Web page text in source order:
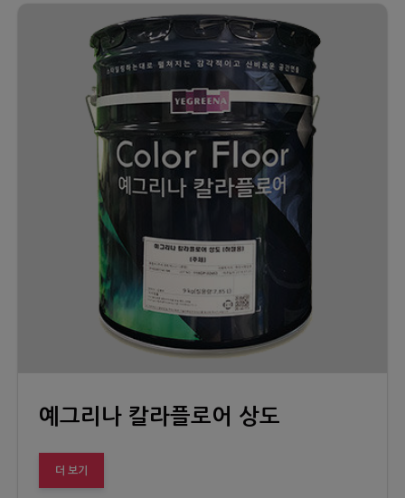
예그리나 칼라플로어 상도
더 보기